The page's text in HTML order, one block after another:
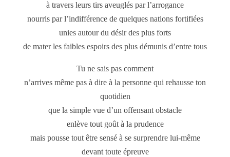
à travers leurs tirs aveuglés par l’arrogance
nourris par l’indifférence de quelques nations fortifiées
unies autour du désir des plus forts
de mater les faibles espoirs des plus démunis d’entre tous
Tu ne sais pas comment
n’arrives même pas à dire à la personne qui rehausse ton
quotidien
que la simple vue d’un offensant obstacle
enlève tout goût à la prudence
mais pousse tout être sensé à se surprendre lui-même
devant toute épreuve